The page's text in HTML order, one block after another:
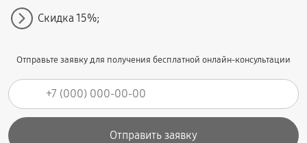
Скидка 15%;
Отправьте заявку для получения бесплатной онлайн-консультации